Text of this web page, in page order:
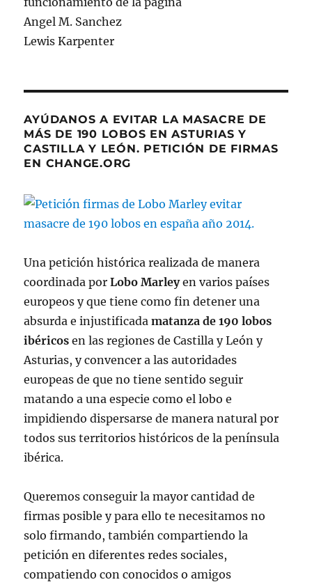
Angel M. Sanchez
Lewis Karpenter
AYÚDANOS A EVITAR LA MASACRE DE
MÁS DE 190 LOBOS EN ASTURIAS Y
CASTILLA Y LEÓN. PETICIÓN DE FIRMAS
EN CHANGE.ORG
Una petición histórica realizada de manera
coordinada porLobo Marleyen varios países
europeos y que tiene como fin detener una
absurda e injustificadamatanza de 190 lobos
ibéricos en las regiones de Castilla y León y
Asturias, y convencer a las autoridades
europeas de que no tiene sentido seguir
matando a una especie como el lobo e
impidiendo dispersarse de manera natural por
todos sus territorios históricos de la península
ibérica.
Queremos conseguir la mayor cantidad de
firmas posible y para ello te necesitamos no
solo firmando, también compartiendo la
petición en diferentes redes sociales,
compatiendo con conocidos o amigos